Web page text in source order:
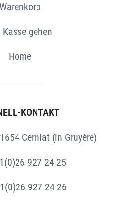
Warenkorb
Kasse gehen
Home
KONTAKT
Cerniat (in Gruyère)
927 24 25
927 24 26